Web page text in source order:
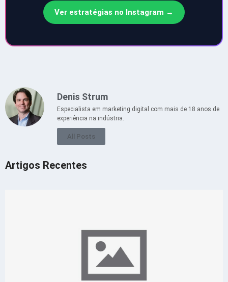
Ver estratégias no Instagram →
Denis Strum
Especialista em marketing digital com mais de 18 anos de
experiência na indústria.
All Posts
Artigos Recentes